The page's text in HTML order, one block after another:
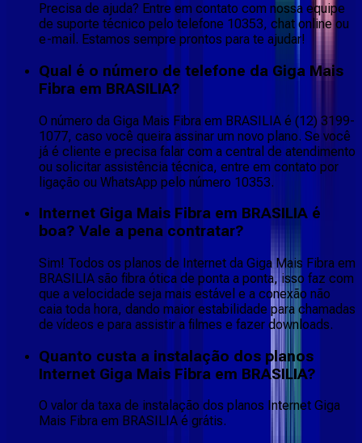
Precisa de ajuda? Entre em contato com nossa equipe
de suporte técnico pelo telefone 10353, chat online ou
e-mail. Estamos sempre prontos para te ajudar!
Qual é o número de telefone da Giga Mais
Fibra em BRASILIA?
O número da Giga Mais Fibra em BRASILIA é (12) 3199-
1077, caso você queira assinar um novo plano. Se você
já é cliente e precisa falar com a central de atendimento
ou solicitar assistência técnica, entre em contato por
ligação ou WhatsApp pelo número 10353.
Internet Giga Mais Fibra em BRASILIA é
boa? Vale a pena contratar?
Sim! Todos os planos de Internet da Giga Mais Fibra em
BRASILIA são fibra ótica de ponta a ponta, isso faz com
que a velocidade seja mais estável e a conexão não
caia toda hora, dando maior estabilidade para chamadas
de vídeos e para assistir a filmes e fazer downloads.
Quanto custa a instalação dos planos
Internet Giga Mais Fibra em BRASILIA?
O valor da taxa de instalação dos planos Internet Giga
Mais Fibra em BRASILIA é grátis.